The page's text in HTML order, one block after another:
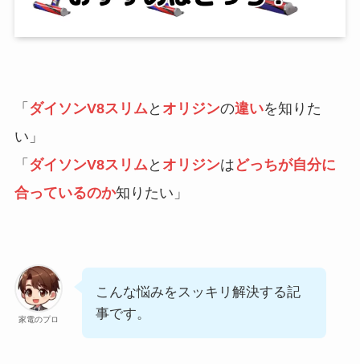
「 ダイソンV8スリム と オリジンの違いを知りた
い」
「 ダイソンV8スリム と オリジンは どっちが自分に
合っているのか知りたい」
家電のプロ
こんな悩みをスッキリ解決する記
事です。